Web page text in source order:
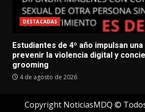
DESTACADAS
Estudiantes de 4º año impulsan
prevenir la violencia digital y
grooming
4 de agosto de 2026
Copyright NoticiasMDQ ©